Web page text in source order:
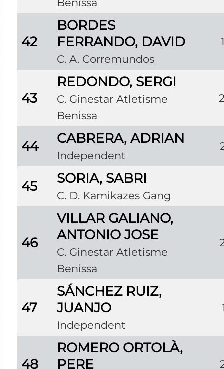
Benissa
42
BORDES
FERRANDO, DAVID
C. A. Corremundos
43
REDONDO, SERGI
C. Ginestar Atletisme
Benissa
44 CABRERA, ADRIAN
Independent
45 SORIA, SABRI
C. D. Kamikazes Gang
46
VILLAR GALIANO,
ANTONIO JOSE
C. Ginestar Atletisme
Benissa
47
SÁNCHEZ RUIZ,
JUANJO
Independent
48
ROMERO ORTOLÀ,
PERE